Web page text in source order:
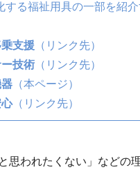
る福祉用具の一部を紹介
乗支援 （リンク先）
ー技術 （リンク先）
（本ページ）
（リンク先）
われたくない」などの